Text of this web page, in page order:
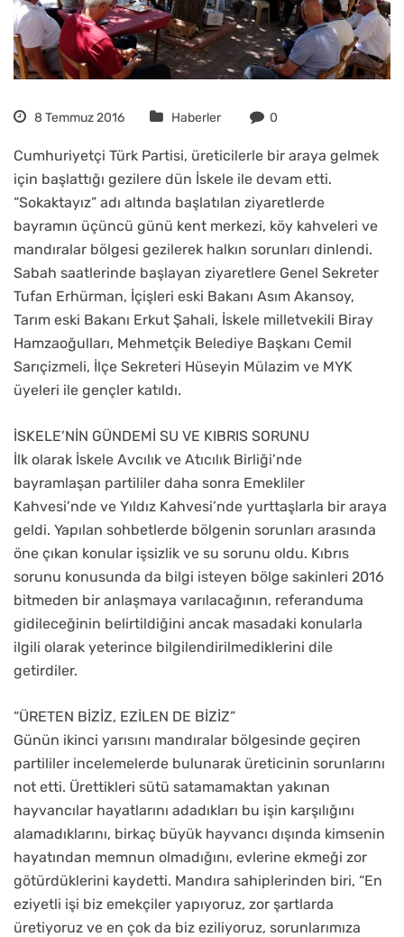
8 Temmuz 2016 Haberler 0
Cumhuriyetçi Türk Partisi, üreticilerle bir araya gelmek
için başlattığı gezilere dün İskele ile devam etti.
“Sokaktayız” adı altında başlatılan ziyaretlerde
bayramın üçüncü günü kent merkezi, köy kahveleri ve
mandıralar bölgesi gezilerek halkın sorunları dinlendi.
Sabah saatlerinde başlayan ziyaretlere Genel Sekreter
Tufan Erhürman, İçişleri eski Bakanı Asım Akansoy,
Tarım eski Bakanı Erkut Şahali, İskele milletvekili Biray
Hamzaoğulları, Mehmetçik Belediye Başkanı Cemil
Sarıçizmeli, İlçe Sekreteri Hüseyin Mülazim ve MYK
üyeleri ile gençler katıldı.
İSKELE’NİN GÜNDEMİ SU VE KIBRIS SORUNU
İlk olarak İskele Avcılık ve Atıcılık Birliği’nde
bayramlaşan partililer daha sonra Emekliler
Kahvesi’nde ve Yıldız Kahvesi’nde yurttaşlarla bir araya
geldi. Yapılan sohbetlerde bölgenin sorunları arasında
öne çıkan konular işsizlik ve su sorunu oldu. Kıbrıs
sorunu konusunda da bilgi isteyen bölge sakinleri 2016
bitmeden bir anlaşmaya varılacağının, referanduma
gidileceğinin belirtildiğini ancak masadaki konularla
ilgili olarak yeterince bilgilendirilmediklerini dile
getirdiler.
“ÜRETEN BİZİZ, EZİLEN DE BİZİZ”
Günün ikinci yarısını mandıralar bölgesinde geçiren
partililer incelemelerde bulunarak üreticinin sorunlarını
not etti. Ürettikleri sütü satamamaktan yakınan
hayvancılar hayatlarını adadıkları bu işin karşılığını
alamadıklarını, birkaç büyük hayvancı dışında kimsenin
hayatından memnun olmadığını, evlerine ekmeği zor
götürdüklerini kaydetti. Mandıra sahiplerinden biri, “En
eziyetli işi biz emekçiler yapıyoruz, zor şartlarda
üretiyoruz ve en çok da biz eziliyoruz, sorunlarımıza